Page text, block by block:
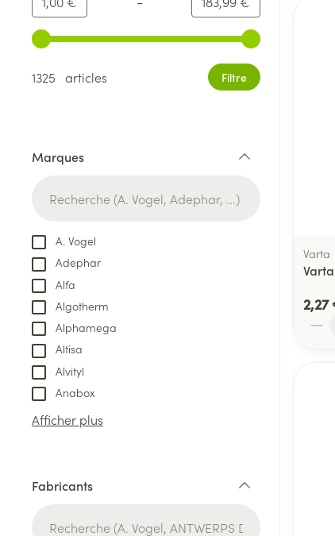
Utilisez les touches fléchées gauche et droite pour
1325 articles
Filtre
Marques
A. Vogel
Adephar
Alfa
Algotherm
Alphamega
Altisa
Alvityl
Anabox
Afficher plus
Fabricants
Varta
2,27